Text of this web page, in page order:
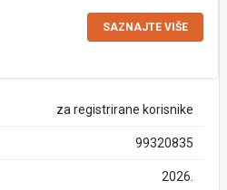
SAZNAJTE VIŠE
za registrirane korisnike
99320835
2026.